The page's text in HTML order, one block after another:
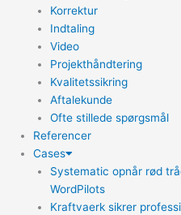
Korrektur
Indtaling
Video
Projekthåndtering
Kvalitetssikring
Aftalekunde
Ofte stillede spørgsmål
Referencer
Cases
Systematic opnår rød
WordPilots
Kraftvaerk sikrer